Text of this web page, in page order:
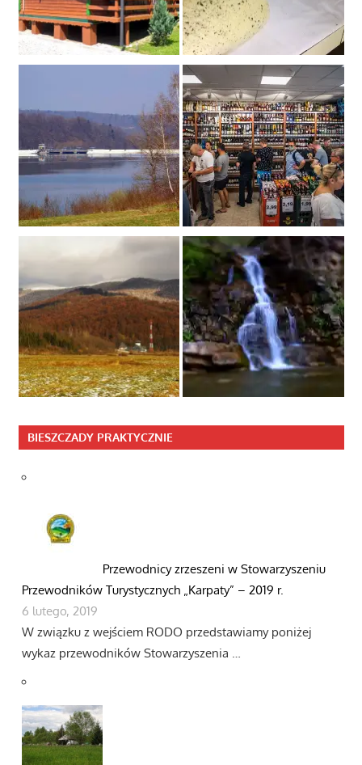
BIESZCZADY PRAKTYCZNIE
Przewodnicy zrzeszeni w Stowarzyszeniu
Przewodników Turystycznych „Karpaty” – 2019 r.
6 lutego, 2019
W związku z wejściem RODO przedstawiamy poniżej
wykaz przewodników Stowarzyszenia …